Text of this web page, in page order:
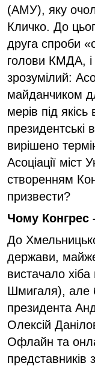
(АМУ), яку
Кличко. До
друга спроби
голови КМДА,
зрозумілий:
майданчиком
мерів під якісь
президентські
вирішено
Асоціації міст
створенням
призвести?
Чому Конгрес
До
держави,
вистачало
Шмигаля), але
президента
Олексій
Офлайн та
представників